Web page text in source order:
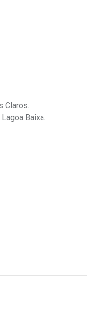
Claros.
Baixa.